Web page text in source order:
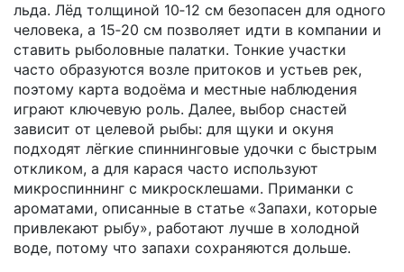
льда. Лёд толщиной 10‑12 см безопасен для одного
человека, а 15‑20 см позволяет идти в компании и
ставить рыболовные палатки. Тонкие участки
часто образуются возле притоков и устьев рек,
поэтому карта водоёма и местные наблюдения
играют ключевую роль. Далее, выбор снастей
зависит от целевой рыбы: для щуки и окуня
подходят лёгкие спиннинговые удочки с быстрым
откликом, а для карася часто используют
микроспиннинг с микросклешами. Приманки с
ароматами, описанные в статье «Запахи, которые
привлекают рыбу», работают лучше в холодной
воде, потому что запахи сохраняются дольше.